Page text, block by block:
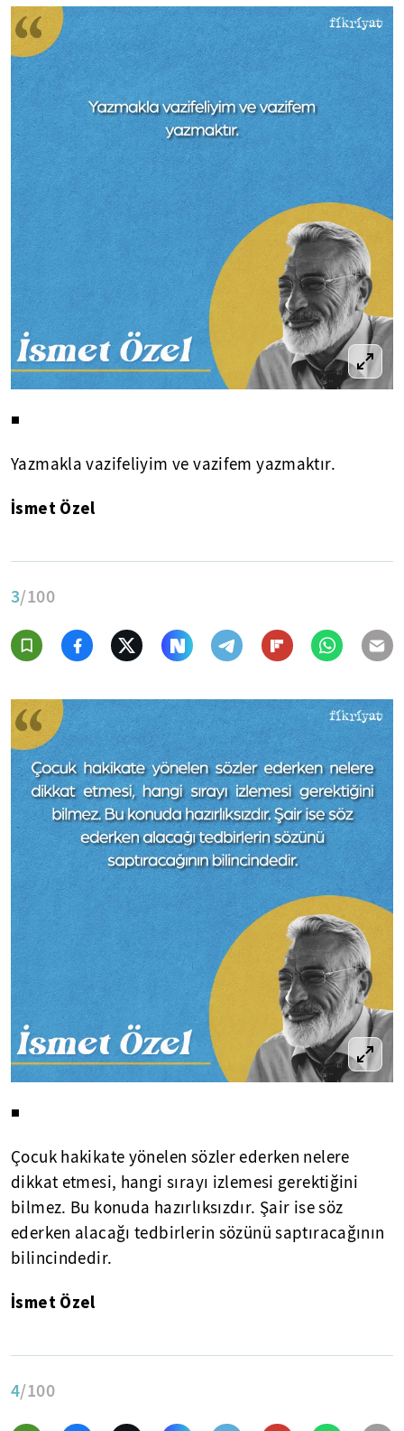
◾
Yazmakla vazifeliyim ve vazifem yazmaktır.
İsmet Özel
3/100
◾
Çocuk hakikate yönelen sözler ederken nelere
dikkat etmesi, hangi sırayı izlemesi gerektiğini
bilmez. Bu konuda hazırlıksızdır. Şair ise söz
ederken alacağı tedbirlerin sözünü saptıracağının
bilincindedir.
İsmet Özel
4/100